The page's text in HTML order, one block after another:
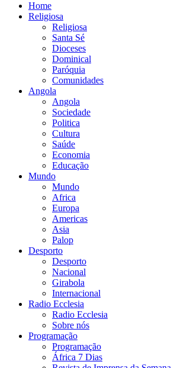
Home
Religiosa
Religiosa
Santa Sé
Dioceses
Dominical
Paróquia
Comunidades
Angola
Angola
Sociedade
Politica
Cultura
Saúde
Economia
Educação
Mundo
Mundo
Africa
Europa
Americas
Asia
Palop
Desporto
Desporto
Nacional
Girabola
Internacional
Radio Ecclesia
Radio Ecclesia
Sobre nós
Programação
Programação
África 7 Dias